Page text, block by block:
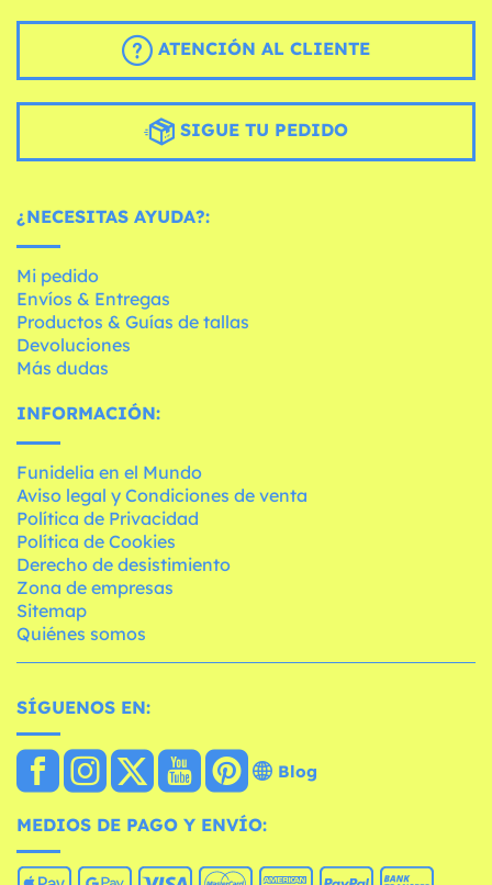
ATENCIÓN AL CLIENTE
SIGUE TU PEDIDO
¿NECESITAS AYUDA?:
Mi pedido
Envíos & Entregas
Productos & Guías de tallas
Devoluciones
Más dudas
INFORMACIÓN:
Funidelia en el Mundo
Aviso legal y Condiciones de venta
Política de Privacidad
Política de Cookies
Derecho de desistimiento
Zona de empresas
Sitemap
Quiénes somos
SÍGUENOS EN:
Blog
MEDIOS DE PAGO Y ENVÍO: